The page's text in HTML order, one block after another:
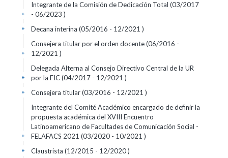
Integrante de la Comisión de Dedicación Total (03/2017
- 06/2023 )
+
Decana interina (05/2016 - 12/2021 )
+
Consejera titular por el orden docente (06/2016 -
12/2021 )
+
Delegada Alterna al Consejo Directivo Central de la UR
por la FIC (04/2017 - 12/2021 )
+
Consejera titular (03/2016 - 12/2021 )
+
Integrante del Comité Académico encargado de definir la
propuesta académica del XVIII Encuentro
Latinoamericano de Facultades de Comunicación Social -
FELAFACS 2021 (03/2020 - 10/2021 )
+
Claustrista (12/2015 - 12/2020 )
+